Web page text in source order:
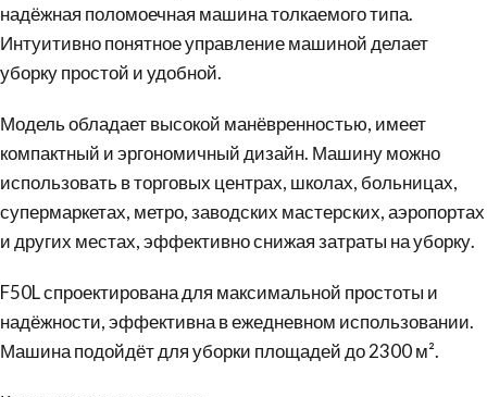
надёжная поломоечная машина толкаемого типа.
Интуитивно понятное управление машиной делает
уборку простой и удобной.
Модель обладает высокой манёвренностью, имеет
компактный и эргономичный дизайн. Машину можно
использовать в торговых центрах, школах, больницах,
супермаркетах, метро, заводских мастерских, аэропортах
и других местах, эффективно снижая затраты на уборку.
F50L спроектирована для максимальной простоты и
надёжности, эффективна в ежедневном использовании.
Машина подойдёт для уборки площадей до 2300 м².